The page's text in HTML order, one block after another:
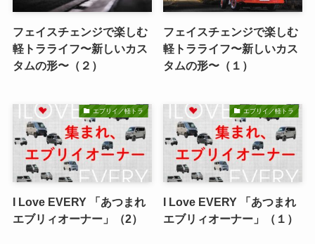
フェイスチェンジで楽しむ
軽トラライフ〜新しいカス
タムの形〜（２）
フェイスチェンジで楽しむ
軽トラライフ〜新しいカス
タムの形〜（１）
エブリイ／軽トラ
I Love EVERY 「あつまれ
エブリィオーナー」（2）
エブリイ／軽トラ
I Love EVERY 「あつまれ
エブリィオーナー」（１）